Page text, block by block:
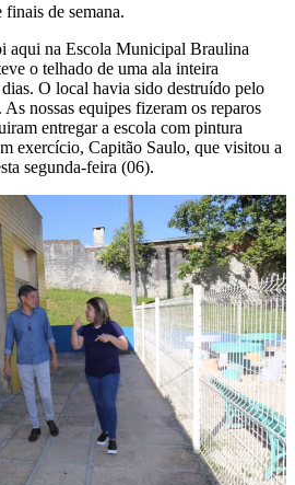
de semana.
aqui na Escola Municipal Braulina
o telhado de uma ala inteira
O local havia sido destruído pelo
nossas equipes fizeram os reparos
entregar a escola com pintura
exercício, Capitão Saulo, que visitou a
segunda-feira (06).